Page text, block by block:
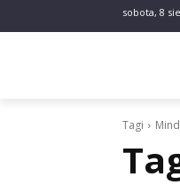
sobota, 8
Tagi